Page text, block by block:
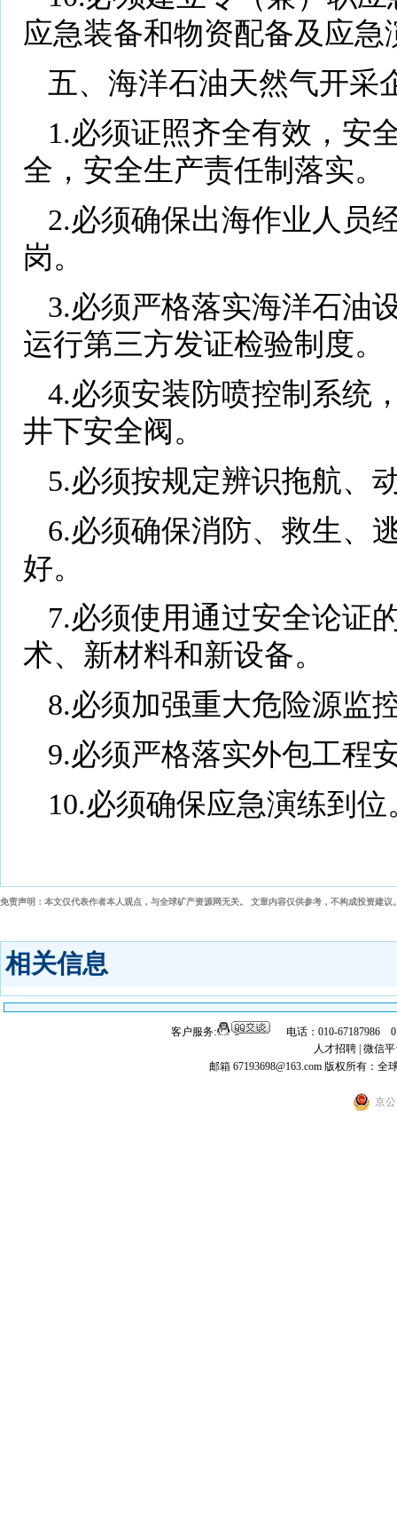
应急装备和物资配备及应急
五、海洋石油天然气开采
1.必须证照齐全有效，安
全，安全生产责任制落实。
2.必须确保出海作业人员
岗。
3.必须严格落实海洋石油
运行第三方发证检验制度。
4.必须安装防喷控制系统
井下安全阀。
5.必须按规定辨识拖航、
6.必须确保消防、救生、
好。
7.必须使用通过安全论证
术、新材料和新设备。
8.必须加强重大危险源监
9.必须严格落实外包工程
10.必须确保应急演练到位
免责声明：本文仅代表作者本人观点，与全球矿产资源网无关。 文章内容仅供参考，不构成投资建
相关信息
客户服务:
电话：010-67187986
人才招聘 微信
邮箱 67193698@163.com版权所有：全
京公